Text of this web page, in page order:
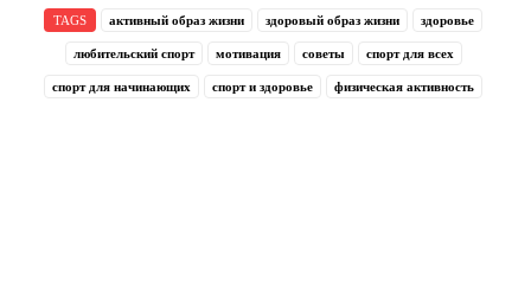
TAGS активный образ жизни здоровый образ жизни здоровье
любительский спорт мотивация советы спорт для всех
спорт для начинающих спорт и здоровье физическая активность